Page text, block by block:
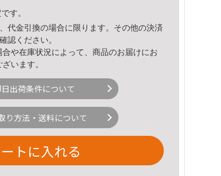
す。
代金引換の場合に限ります。その他の決済
認ください。
や在庫状況によって、商品のお届けにお
います。
出荷条件について
り方法・送料について
トに入れる